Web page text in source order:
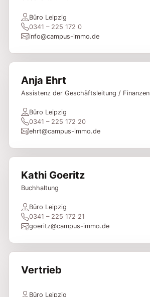
Büro Leipzig
0341 – 225 172 0
info@campus-immo.de
Anja Ehrt
Assistenz der Geschäftsleitung / Finanzen
Büro Leipzig
0341 – 225 172 20
ehrt@campus-immo.de
Kathi Goeritz
Buchhaltung
Büro Leipzig
0341 – 225 172 21
goeritz@campus-immo.de
Vertrieb
Büro Leipzig